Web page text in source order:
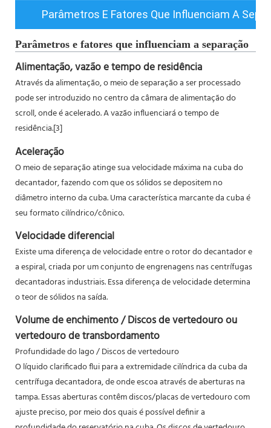
Parâmetros E Fatores Que Influenciam A
Parâmetros e fatores que influenciam a separação
Alimentação, vazão e tempo de residência
Através da alimentação, o meio de separação a ser processado
pode ser introduzido no centro da câmara de alimentação do
scroll, onde é acelerado. A vazão influenciará o tempo de
residência.[3]
Aceleração
O meio de separação atinge sua velocidade máxima na cuba do
decantador, fazendo com que os sólidos se depositem no
diâmetro interno da cuba. Uma característica marcante da cuba é
seu formato cilíndrico/cônico.
Velocidade diferencial
Existe uma diferença de velocidade entre o rotor do decantador e
a espiral, criada por um conjunto de engrenagens nas centrífugas
decantadoras industriais. Essa diferença de velocidade determina
o teor de sólidos na saída.
Volume de enchimento / Discos de vertedouro ou
vertedouro de transbordamento
Profundidade do lago / Discos de vertedouro
O líquido clarificado flui para a extremidade cilíndrica da cuba da
centrífuga decantadora, de onde escoa através de aberturas na
tampa. Essas aberturas contêm discos/placas de vertedouro com
ajuste preciso, por meio dos quais é possível definir a